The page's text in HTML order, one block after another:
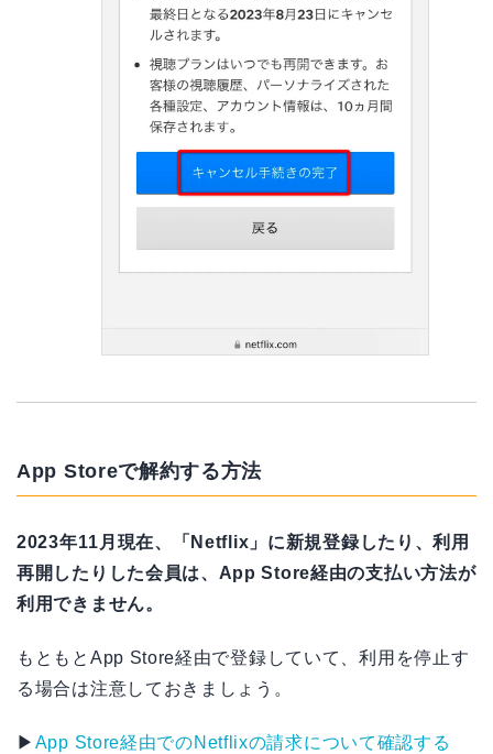
App Storeで解約する方法
2023年11月現在、「Netflix」に新規登録したり、利用
再開したりした会員は、App Store経由の支払い方法が
利用できません。
もともとApp Store経由で登録していて、利用を停止す
る場合は注意しておきましょう。
▶ App Store経由でのNetflixの請求について確認する